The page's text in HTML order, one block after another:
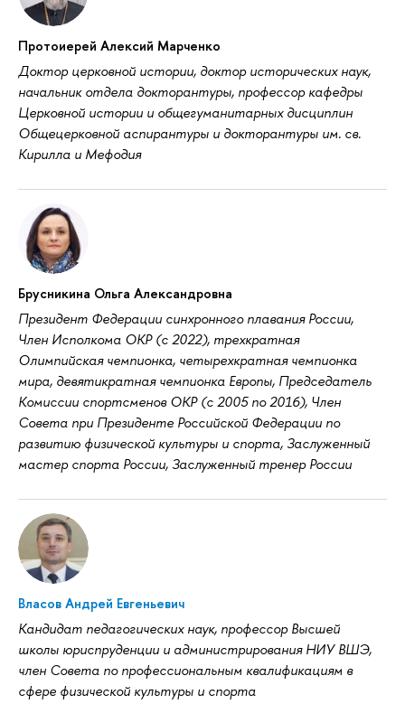
Протоиерей Алексий Марченко
Доктор церковной истории, доктор исторических наук,
начальник отдела докторантуры, профессор кафедры
Церковной истории и общегуманитарных дисциплин
Общецерковной аспирантуры и докторантуры им. св.
Кирилла и Мефодия
Брусникина Ольга Александровна
Президент Федерации синхронного плавания России,
Член Исполкома ОКР (с 2022), трехкратная
Олимпийская чемпионка, четырехкратная чемпионка
мира, девятикратная чемпионка Европы, Председатель
Комиссии спортсменов ОКР (с 2005 по 2016), Член
Совета при Президенте Российской Федерации по
развитию физической культуры и спорта, Заслуженный
мастер спорта России, Заслуженный тренер России
Власов Андрей Евгеньевич
Кандидат педагогических наук, профессор Высшей
школы юриспруденции и администрирования НИУ ВШЭ,
член Совета по профессиональным квалификациям в
сфере физической культуры и спорта